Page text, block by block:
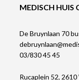
MEDISCH HUIS
De Bruynlaan 70
03/830 45 45
Rucaplein 52,